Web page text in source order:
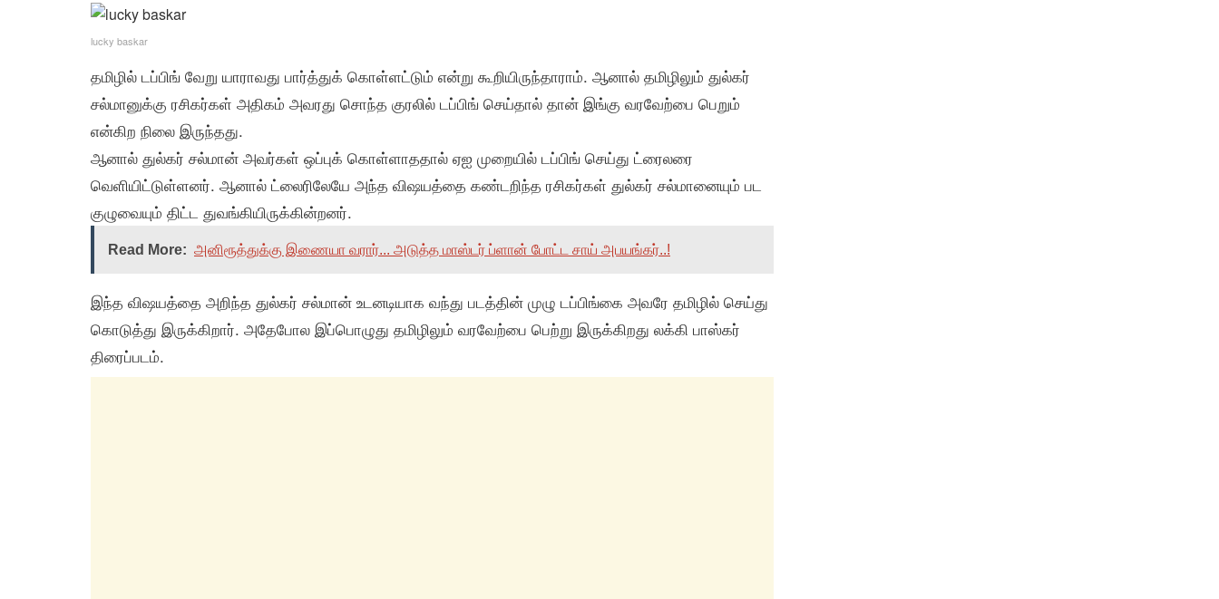
lucky baskar
தமிழில் டப்பிங் வேறு யாராவது பார்த்துக் கொள்ளட்டும் என்று கூறியிருந்தாராம். ஆனால் தமிழிலும் துல்கர்
சல்மானுக்கு ரசிகர்கள் அதிகம் அவரது சொந்த குரலில் டப்பிங் செய்தால் தான் இங்கு வரவேற்பை பெறும்
என்கிற நிலை இருந்தது.
ஆனால் துல்கர் சல்மான் அவர்கள் ஒப்புக் கொள்ளாததால் ஏஐ முறையில் டப்பிங் செய்து ட்ரைலரை
வெளியிட்டுள்ளனர். ஆனால் ட்லைரிலேயே அந்த விஷயத்தை கண்டறிந்த ரசிகர்கள் துல்கர் சல்மானையும் பட
குழுவையும் திட்ட துவங்கியிருக்கின்றனர்.
Read More: அனிரூத்துக்கு இணையா வரார்... அடுத்த மாஸ்டர் ப்ளான் போட்ட சாய் அபயங்கர்..!
இந்த விஷயத்தை அறிந்த துல்கர் சல்மான் உடனடியாக வந்து படத்தின் முழு டப்பிங்கை அவரே தமிழில் செய்து
கொடுத்து இருக்கிறார். அதேபோல இப்பொழுது தமிழிலும் வரவேற்பை பெற்று இருக்கிறது லக்கி பாஸ்கர்
திரைப்படம்.